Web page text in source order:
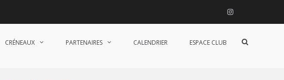
Instagram
CRÉNEAUX PARTENAIRES CALENDRIER ESPACE CLUB
Afficher